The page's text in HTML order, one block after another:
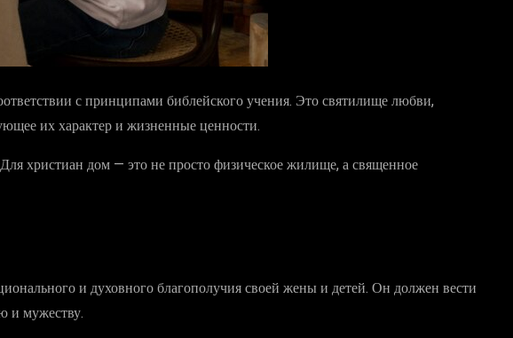
с принципами библейского учения. Это святилище любви,
их характер и жизненные ценности.
христиан дом — это не просто физическое жилище, а священное
и духовного благополучия своей жены и детей. Он должен вести
и мужеству.